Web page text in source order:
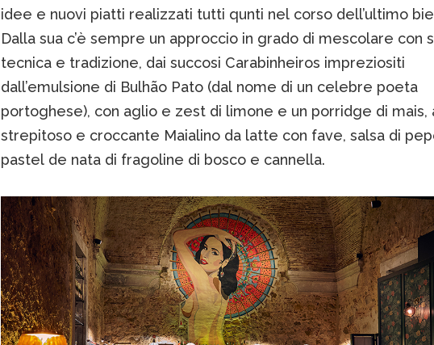
idee e nuovi piatti realizzati tutti qunti nel corso dell’ultimo
Dalla sua c’è sempre un approccio in grado di mescolare con
tecnica e tradizione, dai succosi Carabinheiros impreziositi
dall’emulsione di Bulhão Pato (dal nome di un celebre poeta
portoghese), con aglio e zest di limone e un porridge di mais,
strepitoso e croccante Maialino da latte con fave, salsa di
pastel de nata di fragoline di bosco e cannella.